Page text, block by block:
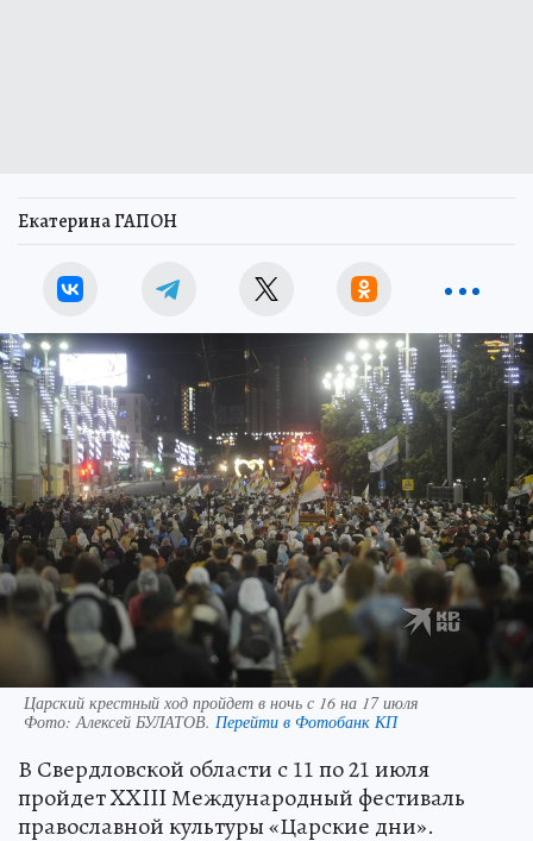
Екатерина ГАПОН
Царский крестный ход пройдет в ночь с 16 на 17 июля
Фото:Алексей БУЛАТОВ. Перейти в Фотобанк КП
В Свердловской области с 11 по 21 июля
пройдет XXIII Международный фестиваль
православной культуры «Царские дни».